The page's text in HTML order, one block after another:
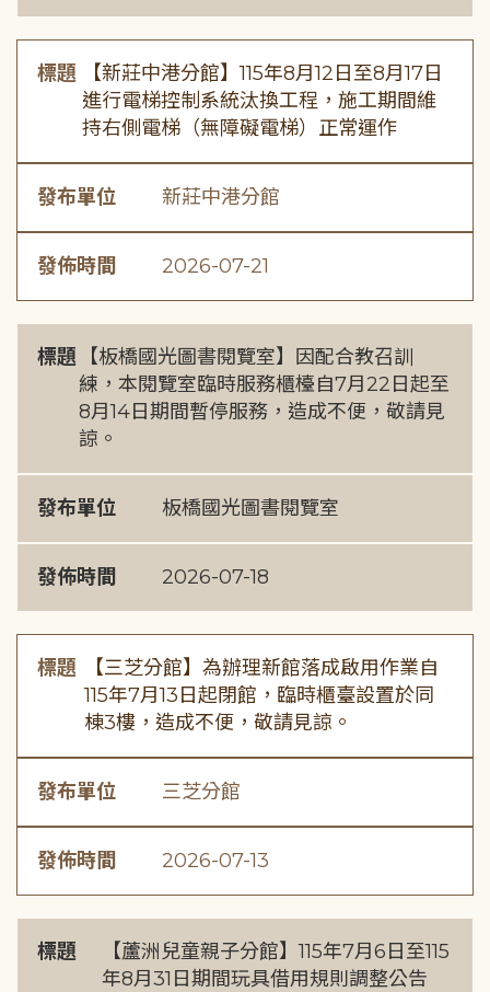
標題
【新莊中港分館】115年8月12日至8月17日
進行電梯控制系統汰換工程，施工期間維
持右側電梯（無障礙電梯）正常運作
發布單位 新莊中港分館
發佈時間 2026-07-21
標題
【板橋國光圖書閱覽室】因配合教召訓
練，本閱覽室臨時服務櫃檯自7月22日起至
8月14日期間暫停服務，造成不便，敬請見
諒。
發布單位 板橋國光圖書閱覽室
發佈時間 2026-07-18
標題
【三芝分館】為辦理新館落成啟用作業自
115年7月13日起閉館，臨時櫃臺設置於同
棟3樓，造成不便，敬請見諒。
發布單位 三芝分館
發佈時間 2026-07-13
標題
【蘆洲兒童親子分館】115年7月6日至115
年8月31日期間玩具借用規則調整公告